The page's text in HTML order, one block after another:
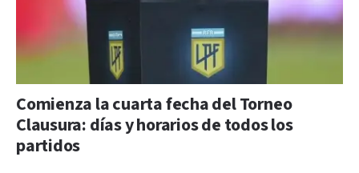
Comienza la cuarta fecha del Torneo
Clausura: días y horarios de todos los
partidos